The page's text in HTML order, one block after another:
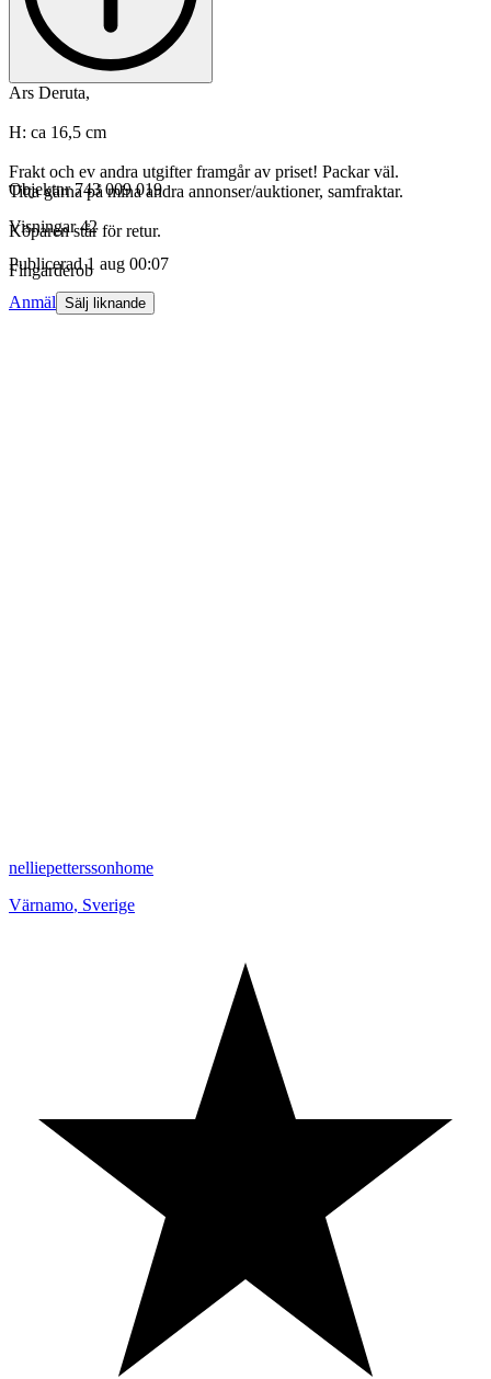
Ars Deruta,
H: ca 16,5 cm
Frakt och ev andra utgifter framgår av priset! Packar väl.
Titta gärna på mina andra annonser/auktioner, samfraktar.
Köparen står för retur.
Fingarderob
Objektnr 743 009 019
Visningar 42
Publicerad 1 aug 00:07
Anmäl Sälj liknande
nelliepetterssonhome
Värnamo, Sverige